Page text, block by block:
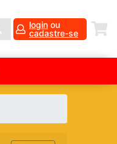
login ou
cadastre-se